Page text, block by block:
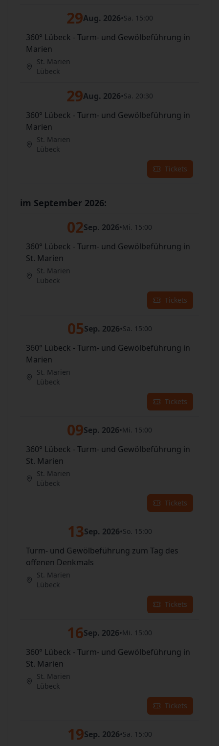
29Aug. 2026•Sa. 15:00
360° Lübeck - Turm- und Gewölbeführung in
Marien
St. Marien
Lübeck
29Aug. 2026•Sa. 20:30
360° Lübeck - Turm- und Gewölbeführung in
Marien
St. Marien
Lübeck
Tickets
im September 2026:
02Sep. 2026•Mi. 15:00
360° Lübeck - Turm- und Gewölbeführung in
St. Marien
St. Marien
Lübeck
Tickets
05Sep. 2026•Sa. 15:00
360° Lübeck - Turm- und Gewölbeführung in
Marien
St. Marien
Lübeck
Tickets
09Sep. 2026•Mi. 15:00
360° Lübeck - Turm- und Gewölbeführung in
St. Marien
St. Marien
Lübeck
Tickets
13Sep. 2026•So. 15:00
Turm- und Gewölbeführung zum Tag des
offenen Denkmals
St. Marien
Lübeck
Tickets
16Sep. 2026•Mi. 15:00
360° Lübeck - Turm- und Gewölbeführung in
St. Marien
St. Marien
Lübeck
Tickets
19Sep. 2026•Sa. 15:00